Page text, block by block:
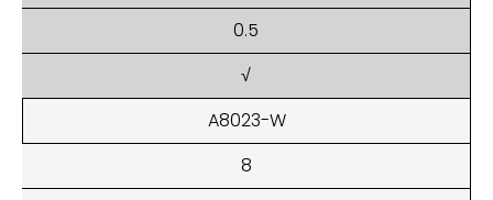
0.5
√
A8023-W
8